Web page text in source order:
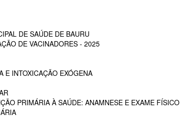
DE SAÚDE DE BAURU
DE VACINADORES - 2025
E INTOXICAÇÃO EXÓGENA
PRIMÁRIA À SAÚDE: ANAMNESE E EXAME FÍSICO